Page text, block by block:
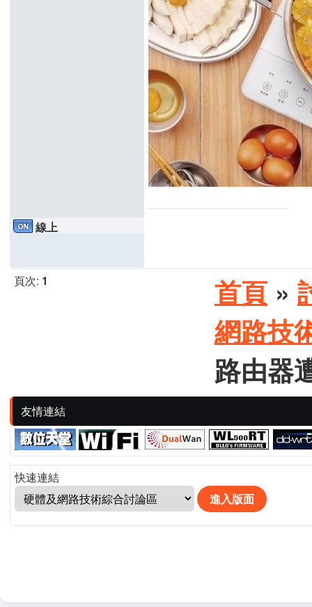
線上
頁次: 1 首頁 »
網路技
路由器
友情連結
快速連結